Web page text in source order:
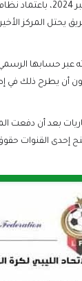
المركز الأخير
عبر حسابها
أن يطرح ذلك في
بعد أن دفعت
إحدى القنوات